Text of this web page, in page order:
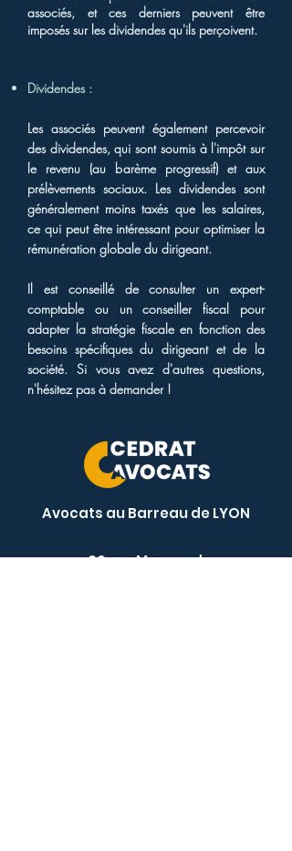
associés, et ces derniers peuvent être
imposés sur les dividendes qu'ils perçoivent.
Dividendes :
Les associés peuvent également percevoir
des dividendes, qui sont soumis à l'impôt sur
le revenu (au barème progressif) et aux
prélèvements sociaux. Les dividendes sont
généralement moins taxés que les salaires,
ce qui peut être intéressant pour optimiser la
rémunération globale du dirigeant.
Il est conseillé de consulter un expert-
comptable ou un conseiller fiscal pour
adapter la stratégie fiscale en fonction des
besoins spécifiques du dirigeant et de la
société. Si vous avez d'autres questions,
n'hésitez pas à demander !
Avocats au Barreau de LYON
60 rue Mazenod